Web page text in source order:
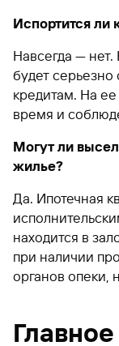
Испортится ли
Навсегда —
будет серьезно
кредитам. На
время и
Могут ли
жилье?
Да. Ипотечная
находится в
при наличии
органов опеки,
Главное